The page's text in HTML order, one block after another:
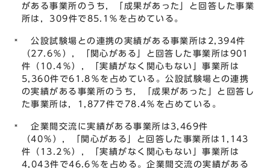
がある事業所のうち，「成果があった」と回答した事業
所は，309件で85.1％を占めている。
公設試験場との連携の実績がある事業所は2,394件
（27.6％），「関心がある」と回答した事業所は901
件（10.4％），「実績がなく関心もない」事業所は
5,360件で61.8％を占めている。公設試験場との連携
の実績がある事業所のうち，「成果があった」と回答し
た事業所は，1,877件で78.4％を占めている。
企業間交流に実績がある事業所は3,469件
（40％），「関心がある」と回答した事業所は1,143
件（13.2％），「実績がなく関心もない」事業所は
4,043件で46.6％を占める。企業間交流の実績がある